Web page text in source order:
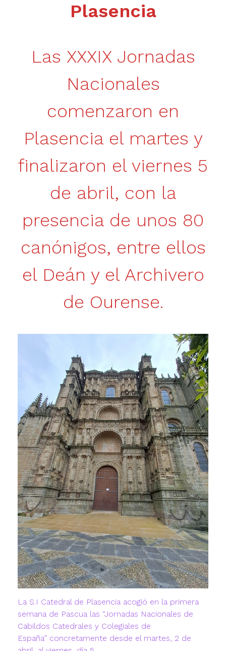
Plasencia
Las XXXIX Jornadas
Nacionales
comenzaron en
Plasencia el martes y
finalizaron el viernes 5
de abril, con la
presencia de unos 80
canónigos, entre ellos
el Deán y el Archivero
de Ourense.
La S.I Catedral de Plasencia acogió en la primera
semana de Pascua las “Jornadas Nacionales de
Cabildos Catedrales y Colegiales de
España” concretamente desde el martes, 2 de